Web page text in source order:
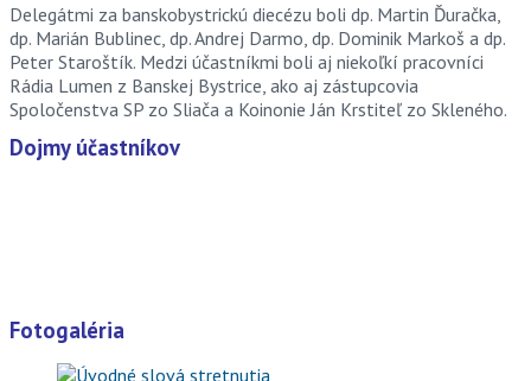
Delegátmi za banskobystrickú diecézu boli dp. Martin Ďuračka,
dp. Marián Bublinec, dp. Andrej Darmo, dp. Dominik Markoš a dp.
Peter Staroštík. Medzi účastníkmi boli aj niekoľkí pracovníci
Rádia Lumen z Banskej Bystrice, ako aj zástupcovia
Spoločenstva SP zo Sliača a Koinonie Ján Krstiteľ zo Skleného.
Dojmy účastníkov
Fotogaléria